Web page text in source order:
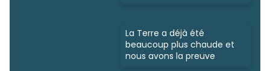
La Terre a déjà été
beaucoup plus chaude et
nous avons la preuve